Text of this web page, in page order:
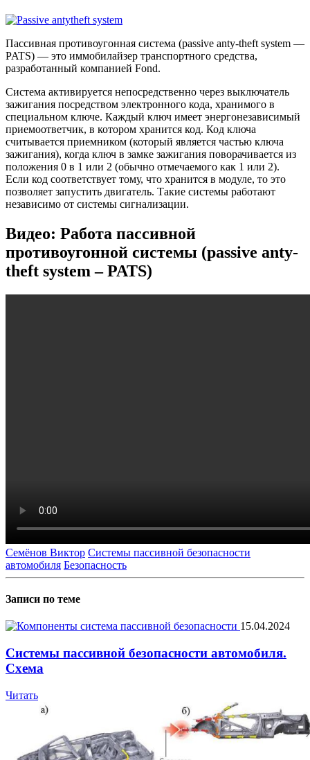
Пассивная противоугонная система (passive anty-theft system —
PATS) — это иммобилайзер транспортного средства,
разработанный компанией Fond.
Система активируется непосредственно через выключатель
зажигания посредством электронного кода, хранимого в
специальном ключе. Каждый ключ имеет энергонезависимый
приемоответчик, в котором хранится код. Код ключа
считывается приемником (который является частью ключа
зажигания), когда ключ в замке зажигания поворачивается из
положения 0 в 1 или 2 (обычно отмечаемого как 1 или 2).
Если код соответствует тому, что хранится в модуле, то это
позволяет запустить двигатель. Такие системы работают
независимо от системы сигнализации.
Видео: Работа пассивной
противоугонной системы (passive anty-
theft system – PATS)
Семёнов Виктор Системы пассивной безопасности
автомобиля Безопасность
Записи по теме
15.04.2024
Системы пассивной безопасности автомобиля.
Схема
Читать